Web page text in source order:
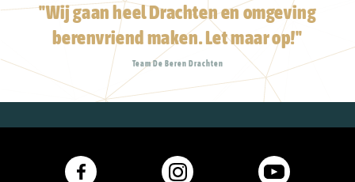
"Wij gaan heel Drachten en omgeving
berenvriend maken. Let maar op!"
Team De Beren Drachten